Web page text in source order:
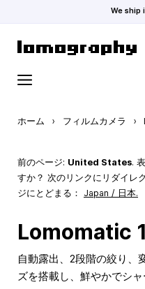
We ship
ホーム › フィルムカメラ ›
前のページ: United States.
すか？ 次のリンクにリダイレ
ジにとどまる： Japan / 日本.
Lomomatic
自動露出、2段階の絞り、
ズを搭載し、鮮やかでシ